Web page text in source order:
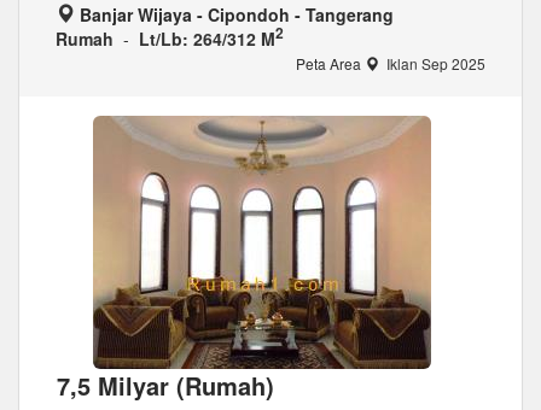
Banjar Wijaya - Cipondoh - Tangerang
Rumah - Lt/Lb: 264/312 M2
Peta Area Iklan Sep 2025
7,5 Milyar (Rumah)